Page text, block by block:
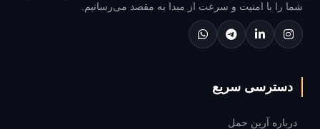
شما را با امنیت و سرعت از مبدا به مقصد می‌رسانیم.
دسترسی سریع
درباره آرین حمل